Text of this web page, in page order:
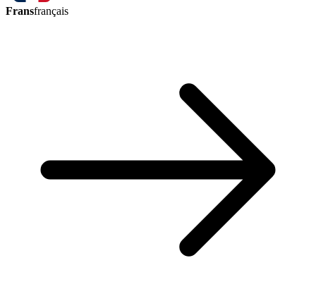
Fransfrançais